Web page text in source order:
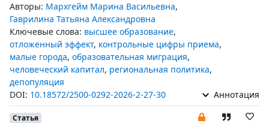
Авторы: Мархгейм Марина Васильевна,
Гаврилина Татьяна Александровна
Ключевые слова: высшее образование,
отложенный эффект, контрольные цифры приема,
малые города, образовательная миграция,
человеческий капитал, региональная политика,
депопуляция
DOI: 10.18572/2500-0292-2026-2-27-30 Аннотация
Статья